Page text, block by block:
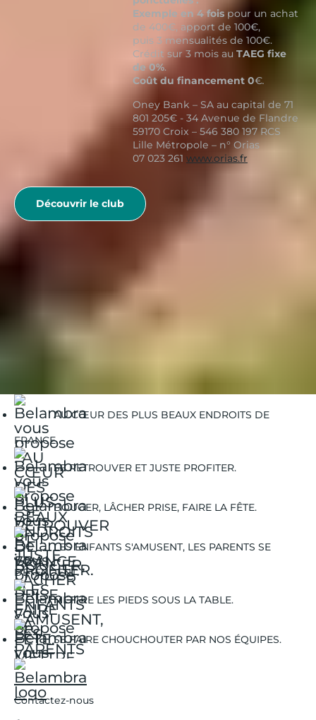
Exemple en 4 fois pour un achat
de 400€, apport de 100€,
puis 3 mensualités de 100€.
Crédit sur 3 mois au TAEG fixe
de 0%.
Coût du financement 0€.
Oney Bank – SA au capital de 71
801 205€ - 34 Avenue de Flandre
59170 Croix – 546 380 197 RCS
Lille Métropole – n° Orias
07 023 261 www.orias.fr
Découvrir le club
AU CŒUR DES PLUS BEAUX ENDROITS DE
FRANCE.
SE RETROUVER ET JUSTE PROFITER.
BOUGER, LÂCHER PRISE, FAIRE LA FÊTE.
LES ENFANTS S'AMUSENT, LES PARENTS SE
DÉTENDENT.
METTRE LES PIEDS SOUS LA TABLE.
SE FAIRE CHOUCHOUTER PAR NOS ÉQUIPES.
Contactez-nous